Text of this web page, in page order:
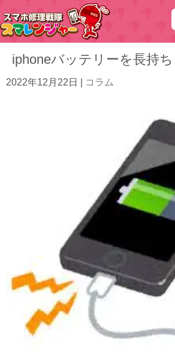
iphoneバッテリーを長持
2022年12月22日 コラム